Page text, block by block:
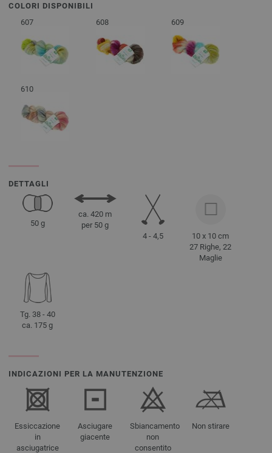
COLORI DISPONIBILI
607
608 609
610
DETTAGLI
50 g
ca. 420 m
per 50 g
4 - 4,5
10 x 10 cm
27 Righe, 22
Maglie
Tg. 38 - 40
ca. 175 g
INDICAZIONI PER LA MANUTENZIONE
Essiccazione
in
asciugatrice
Asciugare
giacente
Sbiancamento
non
consentito
Non stirare